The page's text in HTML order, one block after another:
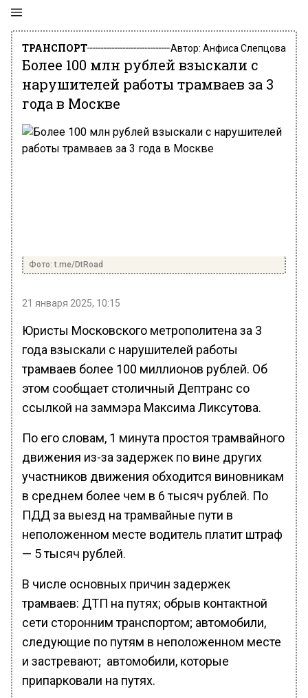
ТРАНСПОРТ Автор: Анфиса Слепцова
Более 100 млн рублей взыскали с
нарушителей работы трамваев за 3
года в Москве
Фото: t.me/DtRoad
21 января 2025, 10:15
Юристы Московского метрополитена за 3
года взыскали с нарушителей работы
трамваев более 100 миллионов рублей. Об
этом сообщает столичный Дептранс со
ссылкой на заммэра Максима Ликсутова.
По его словам, 1 минута простоя трамвайного
движения из-за задержек по вине других
участников движения обходится виновникам
в среднем более чем в 6 тысяч рублей. По
ПДД за выезд на трамвайные пути в
неположенном месте водитель платит штраф
— 5 тысяч рублей.
В числе основных причин задержек
трамваев: ДТП на путях; обрыв контактной
сети сторонним транспортом; автомобили,
следующие по путям в неположенном месте
и застревают; автомобили, которые
припарковали на путях.